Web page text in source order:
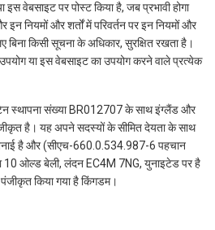
वेबसाइट पर पोस्ट किया है, जब प्रभावी होगा
नियमों और शर्तों में परिवर्तन पर इन नियमों और
बिना किसी सूचना के अधिकार, सुरक्षित रखता है।
या इस वेबसाइट का उपयोग करने वाले प्रत्येक
स्थापना संख्या BR012707 के साथ इंग्लैंड और
है। यह अपने सदस्यों के सीमित देयता के साथ
है और (सीएच-660.0.534.987-6 पहचान
10 ओल्ड बेली, लंदन EC4M 7NG, युनाइटेड पर है
किया गया है किंगडम।